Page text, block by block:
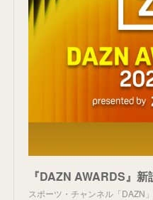
スポーツ・チャンネル「DAZN